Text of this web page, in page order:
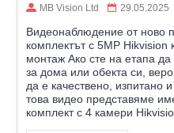
MB Vision Ltd 29.05.2025
Видеонаблюдение от ново
комплектът с 5MP Hikvision
монтаж Ако сте на етапа
за дома или обекта си,
да е качествено, изпитано
това видео представяме
комплект с 4 камери